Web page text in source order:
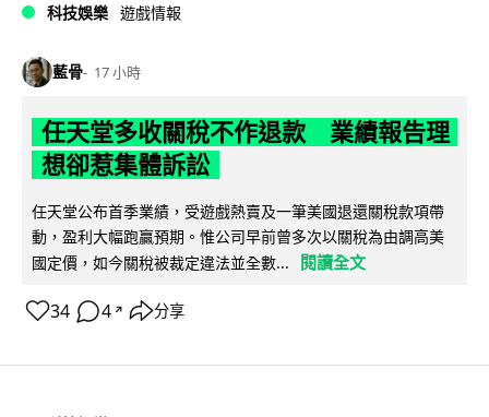
科技娛樂 遊戲情報
藍骨 17 小時
任天堂多收關稅不作退款 業績報告理
想卻惹集體訴訟
任天堂公布首季業績，受遊戲熱賣及一筆美國退還關稅款項帶
動，盈利大幅跑贏預期。惟公司早前曾多次以關稅為由調高美
國定價，如今關稅被裁定違法並全數...
閱讀全文
34 4 ↗ 分享